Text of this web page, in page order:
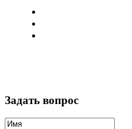
Задать вопрос